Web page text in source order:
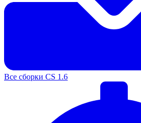
Все сборки CS 1.6